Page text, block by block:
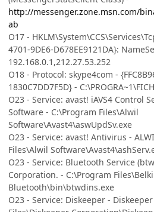
http://messenger.zone.msn.com/
ab
O17 -
4701-9DE6-D678EE9121DA}:
192.168.0.1,212.27.53.252
O18 - Protocol: skype4com -
1830C7DD7F5D} -
O23 - Service: avast! iAVS4 Control
Software - C:\Program Files\Alwil
Software\Avast4\aswUpdSv.exe
O23 - Service: avast! Antivirus -
Files\Alwil
O23 - Service: Bluetooth Service
Corporation. - C:\Program
Bluetooth\bin\btwdins.exe
O23 - Service: Diskeeper -